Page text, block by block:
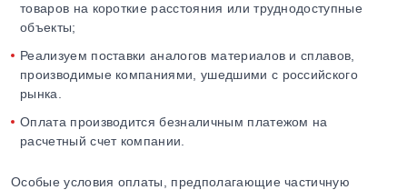
товаров на короткие расстояния или труднодоступные
объекты;
Реализуем поставки аналогов материалов и сплавов,
производимые компаниями, ушедшими с российского
рынка.
Оплата производится безналичным платежом на
расчетный счет компании.
Особые условия оплаты, предполагающие частичную